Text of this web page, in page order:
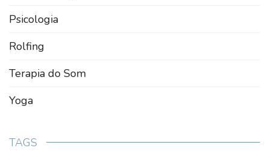
Psicologia
Rolfing
Terapia do Som
Yoga
TAGS